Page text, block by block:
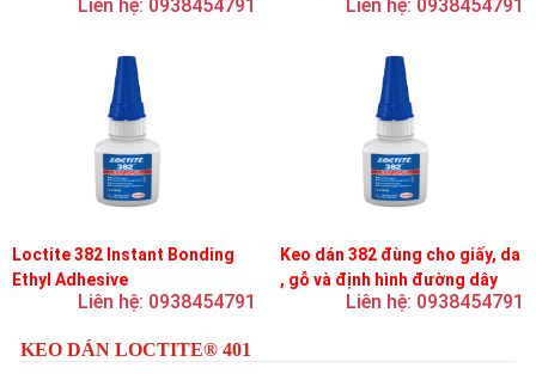
Liên hệ: 0938454791 Liên hệ: 0938454791
Loctite 382 Instant Bonding
Ethyl Adhesive
Liên hệ: 0938454791
Keo dán 382 đùng cho giấy, da
, gỗ và định hình đường dây
trên bản mạchLiên hệ: 0938454791
KEO DÁN LOCTITE® 401